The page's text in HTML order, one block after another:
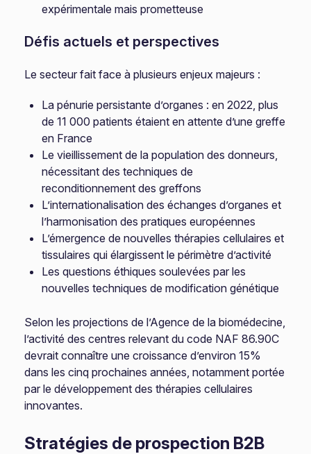
expérimentale mais prometteuse
Défis actuels et perspectives
Le secteur fait face à plusieurs enjeux majeurs :
La pénurie persistante d’organes : en 2022, plus
de 11 000 patients étaient en attente d’une greffe
en France
Le vieillissement de la population des donneurs,
nécessitant des techniques de
reconditionnement des greffons
L’internationalisation des échanges d’organes et
l’harmonisation des pratiques européennes
L’émergence de nouvelles thérapies cellulaires et
tissulaires qui élargissent le périmètre d’activité
Les questions éthiques soulevées par les
nouvelles techniques de modification génétique
Selon les projections de l’Agence de la biomédecine,
l’activité des centres relevant du code NAF 86.90C
devrait connaître une croissance d’environ 15%
dans les cinq prochaines années, notamment portée
par le développement des thérapies cellulaires
innovantes.
Stratégies de prospection B2B